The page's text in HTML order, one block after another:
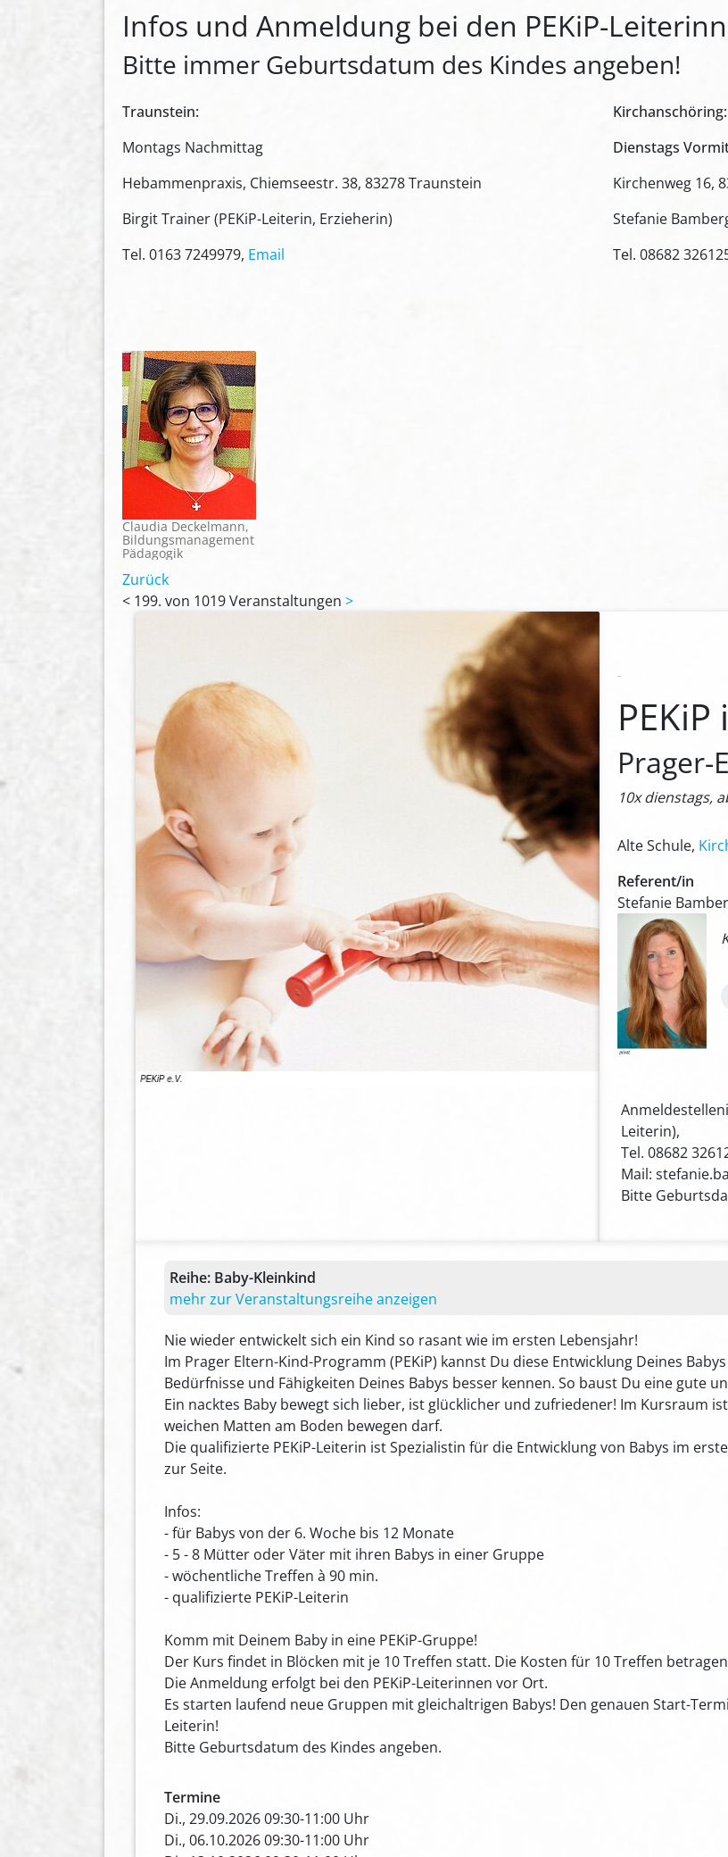
Infos und Anmeldung bei den PEKiP-
Bitte immer Geburtsdatum des Kindes angeben!
Traunstein:
Montags Nachmittag
Hebammenpraxis, Chiemseestr. 38, 83278 Traunstein
Birgit Trainer (PEKiP-Leiterin, Erzieherin)
Tel. 0163 7249979, Email
Kirchanschöring:
Dienstags
Kirchenweg 16,
Stefanie
Tel. 08682
Claudia Deckelmann,
Bildungsmanagement
Pädagogik
Zurück
< 199. von 1019 Veranstaltungen >
Prager-
10x dienstags,
Alte Schule,
Referent/in
Stefanie
Leiterin),
Tel. 08682
Mail:
Bitte
Reihe: Baby-Kleinkind
mehr zur Veranstaltungsreihe anzeigen
Nie wieder entwickelt sich ein Kind so rasant wie im ersten Lebensjahr!
Im Prager Eltern-Kind-Programm (PEKiP) kannst Du diese Entwicklung Deines
Bedürfnisse und Fähigkeiten Deines Babys besser kennen. So baust Du eine gute
Ein nacktes Baby bewegt sich lieber, ist glücklicher und zufriedener! Im Kursraum
weichen Matten am Boden bewegen darf.
Die qualifizierte PEKiP-Leiterin ist Spezialistin für die Entwicklung von Babys im
zur Seite.
Infos:
- für Babys von der 6. Woche bis 12 Monate
- 5 - 8 Mütter oder Väter mit ihren Babys in einer Gruppe
- wöchentliche Treffen à 90 min.
- qualifizierte PEKiP-Leiterin
Komm mit Deinem Baby in eine PEKiP-Gruppe!
Der Kurs findet in Blöcken mit je 10 Treffen statt. Die Kosten für 10 Treffen betragen
Die Anmeldung erfolgt bei den PEKiP-Leiterinnen vor Ort.
Es starten laufend neue Gruppen mit gleichaltrigen Babys! Den genauen Start-
Leiterin!
Bitte Geburtsdatum des Kindes angeben.
Termine
Di., 29.09.2026 09:30-11:00 Uhr
Di., 06.10.2026 09:30-11:00 Uhr